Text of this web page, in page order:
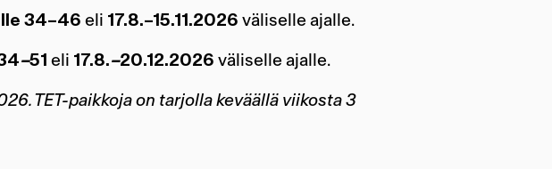
34–46 eli 17.8.–15.11.2026 väliselle ajalle.
–51 eli 17.8.–20.12.2026 väliselle ajalle.
TET-paikkoja on tarjolla keväällä viikosta 3